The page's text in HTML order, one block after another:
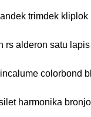
trimdek kliplok
rs alderon satu
colorbond
harmonika